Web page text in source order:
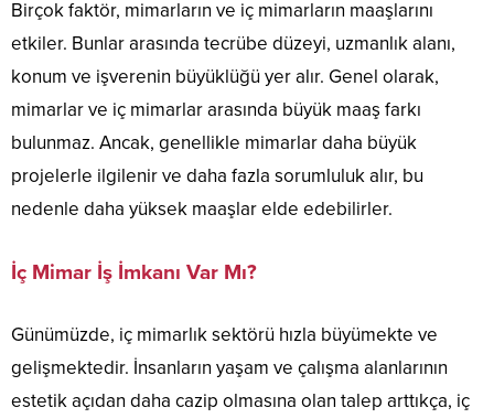
Birçok faktör, mimarların ve iç mimarların maaşlarını
etkiler. Bunlar arasında tecrübe düzeyi, uzmanlık alanı,
konum ve işverenin büyüklüğü yer alır. Genel olarak,
mimarlar ve iç mimarlar arasında büyük maaş farkı
bulunmaz. Ancak, genellikle mimarlar daha büyük
projelerle ilgilenir ve daha fazla sorumluluk alır, bu
nedenle daha yüksek maaşlar elde edebilirler.
İç Mimar İş İmkanı Var Mı?
Günümüzde, iç mimarlık sektörü hızla büyümekte ve
gelişmektedir. İnsanların yaşam ve çalışma alanlarının
estetik açıdan daha cazip olmasına olan talep arttıkça, iç